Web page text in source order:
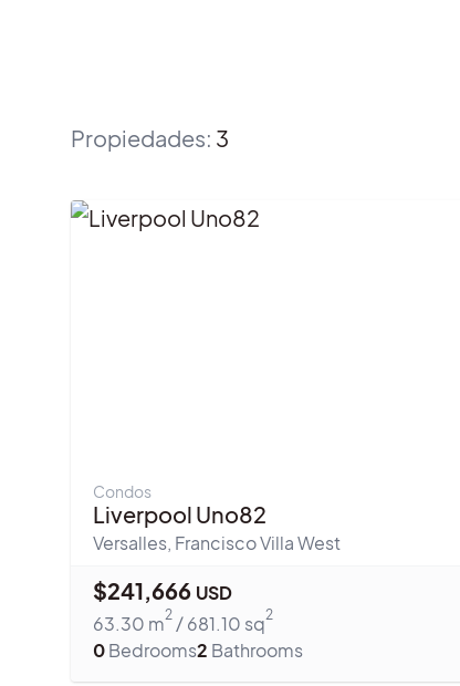
Propiedades: 3
Condos
Liverpool Uno82
Versalles, Francisco Villa West
$241,666 USD
63.30 m2 /681.10 sq2
0Bedrooms2 Bathrooms